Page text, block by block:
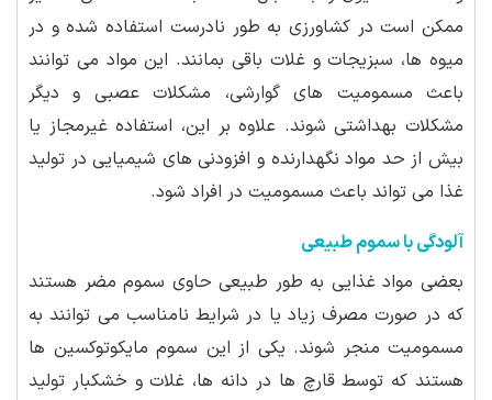
ممکن است در کشاورزی به طور نادرست استفاده شده و در
میوه ها، سبزیجات و غلات باقی بمانند. این مواد می توانند
باعث مسمومیت های گوارشی، مشکلات عصبی و دیگر
مشکلات بهداشتی شوند. علاوه بر این، استفاده غیرمجاز یا
بیش از حد مواد نگهدارنده و افزودنی های شیمیایی در تولید
غذا می تواند باعث مسمومیت در افراد شود.
آلودگی با سموم طبیعی
بعضی مواد غذایی به طور طبیعی حاوی سموم مضر هستند
که در صورت مصرف زیاد یا در شرایط نامناسب می توانند به
مسمومیت منجر شوند. یکی از این سموم مایکوتوکسین ها
هستند که توسط قارچ ها در دانه ها، غلات و خشکبار تولید